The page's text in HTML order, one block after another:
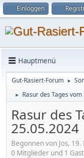
Einloggen
Hauptmenü
Gut-Rasiert-Forum ►
► Rasur des Tages
Rasur des
25.05.2024
Begonnen von Jos,
0 Mitglieder und 1